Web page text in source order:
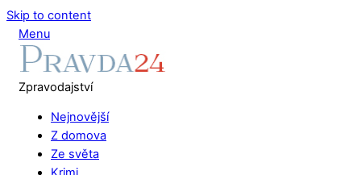
Skip to content
Menu
Zpravodajství
Nejnovější
Z domova
Ze světa